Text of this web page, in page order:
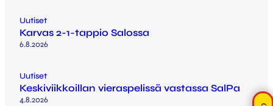
Uutiset
Karvas 2-1-tappio Salossa
6.8.2026
Uutiset
Keskiviikkoillan vieraspelissä vastassa SalPa
4.8.2026